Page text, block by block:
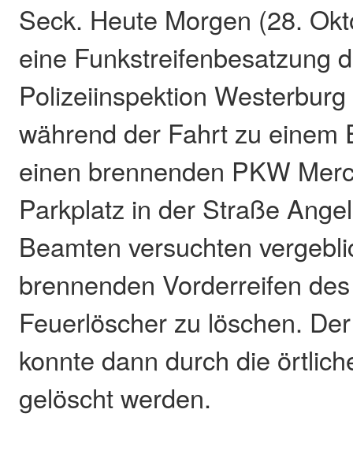
Seck. Heute Morgen (28.
eine Funkstreifenbesatzung
Polizeiinspektion
während der Fahrt zu einem
einen brennenden PKW
Parkplatz in der Straße
Beamten versuchten
brennenden Vorderreifen
Feuerlöscher zu löschen.
konnte dann durch die
gelöscht werden.